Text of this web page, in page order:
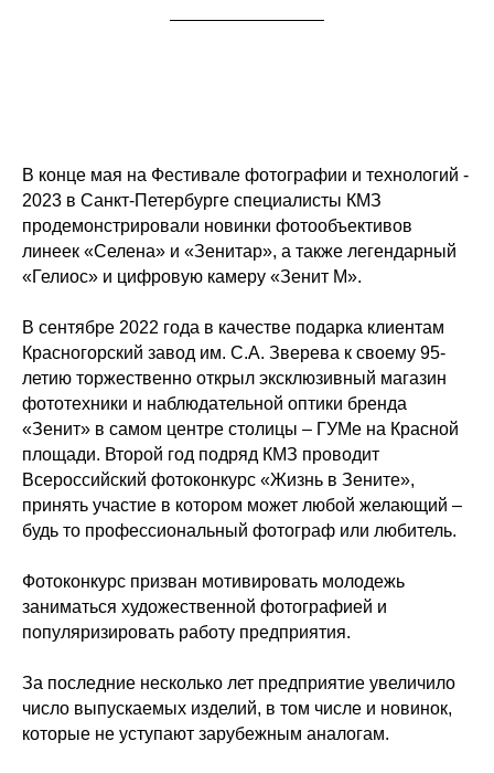
В конце мая на Фестивале фотографии и технологий -
2023 в Санкт-Петербурге специалисты КМЗ
продемонстрировали новинки фотообъективов
линеек «Селена» и «Зенитар», а также легендарный
«Гелиос» и цифровую камеру «Зенит М».
В сентябре 2022 года в качестве подарка клиентам
Красногорский завод им. С.А. Зверева к своему 95-
летию торжественно открыл эксклюзивный магазин
фототехники и наблюдательной оптики бренда
«Зенит» в самом центре столицы – ГУМе на Красной
площади. Второй год подряд КМЗ проводит
Всероссийский фотоконкурс «Жизнь в Зените»,
принять участие в котором может любой желающий –
будь то профессиональный фотограф или любитель.
Фотоконкурс призван мотивировать молодежь
заниматься художественной фотографией и
популяризировать работу предприятия.
За последние несколько лет предприятие увеличило
число выпускаемых изделий, в том числе и новинок,
которые не уступают зарубежным аналогам.